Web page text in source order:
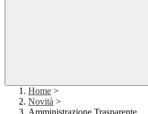
Home >
Novità >